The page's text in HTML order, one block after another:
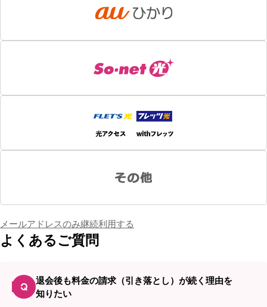
メールアドレスのみ継続利用する
よくあるご質問
Q
退会後も料金の請求（引き落とし）が続く理由を
知りたい